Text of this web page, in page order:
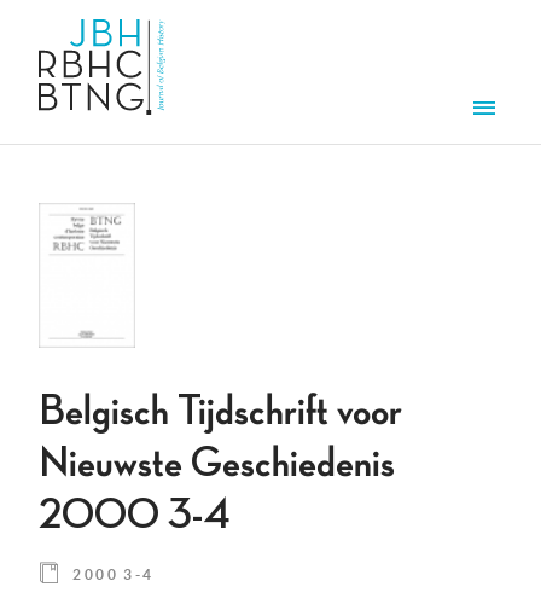
Belgisch Tijdschrift voor
Nieuwste Geschiedenis
2000 3-4
2000 3-4